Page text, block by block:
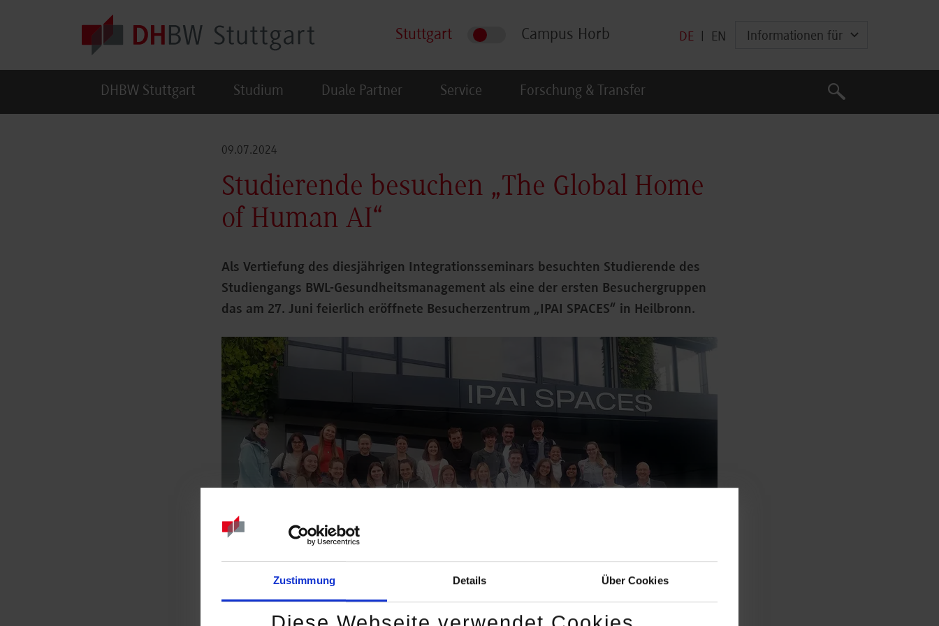
Zustimmung Details Über Cookies
Stuttgart Campus Horb DE EN Informationen für
DHBW Stuttgart Studium Duale Partner Service Forschung & Transfer
Suche
Suche
09.07.2024
Studierende besuchen „The Global Home
of Human AI“
Als Vertiefung des diesjährigen Integrationsseminars besuchten Studierende des
Studiengangs BWL-Gesundheitsmanagement als eine der ersten Besuchergruppen
das am 27. Juni feierlich eröffnete Besucherzentrum „IPAI SPACES“ in Heilbronn.